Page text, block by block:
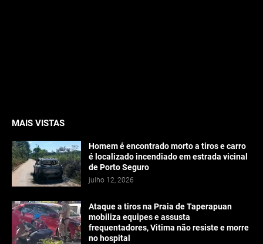
MAIS VISTAS
Homem é encontrado morto a tiros e carro
é localizado incendiado em estrada vicinal
de Porto Seguro
julho 12, 2026
Ataque a tiros na Praia de Taperapuan
mobiliza equipes e assusta
frequentadores, Vitima não resiste e morre
no hospital